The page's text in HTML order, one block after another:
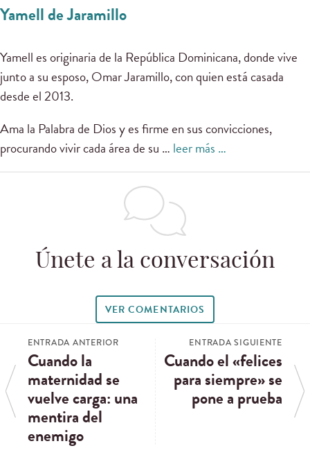
Yamell de Jaramillo
Yamell es originaria de la República Dominicana, donde vive
junto a su esposo, Omar Jaramillo, con quien está casada
desde el 2013.
Ama la Palabra de Dios y es firme en sus convicciones,
procurando vivir cada área de su … leer más …
Únete a la conversación
VER COMENTARIOS
ENTRADA ANTERIOR
Cuando la
maternidad se
vuelve carga: una
mentira del
enemigo
ENTRADA SIGUIENTE
Cuando el «felices
para siempre» se
pone a prueba